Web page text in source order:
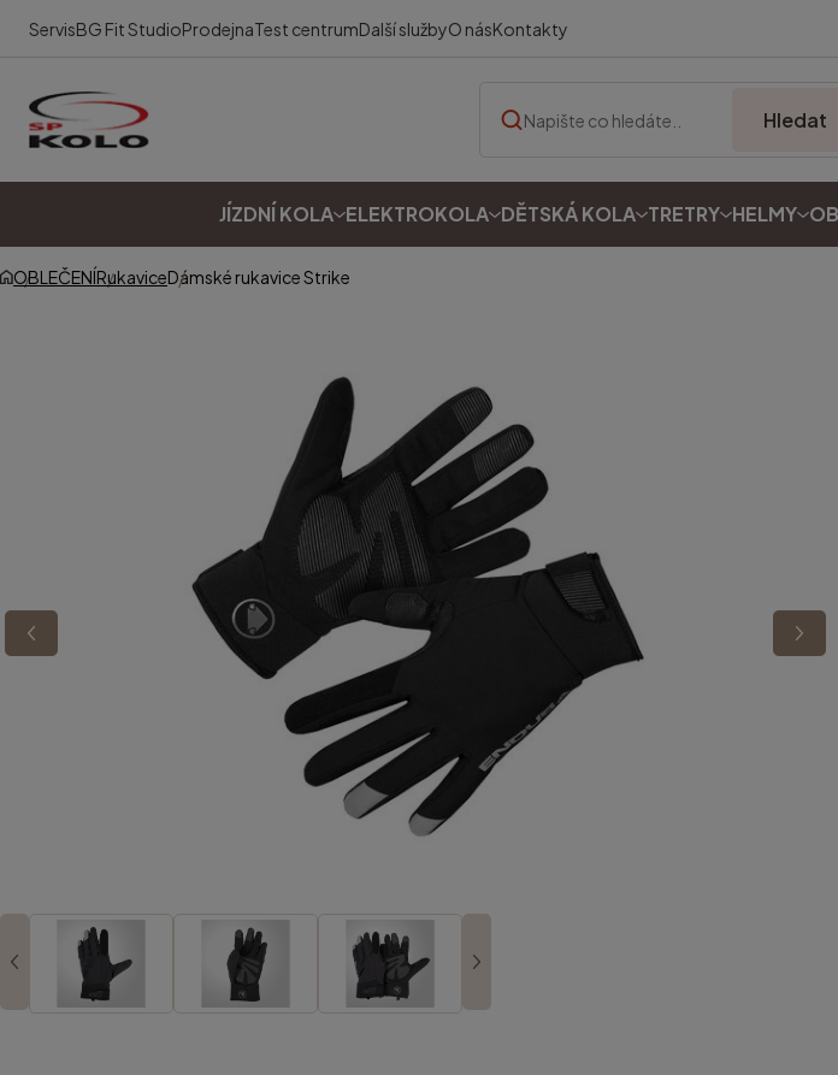
ServisBG Fit StudioProdejnaTest centrumDalší službyO násKontakty
Hledat
JÍZDNÍ KOLA ELEKTROKOLA DĚTSKÁ KOLA TRETRY HELMY
OBLEČENÍRukaviceDámské rukavice Strike